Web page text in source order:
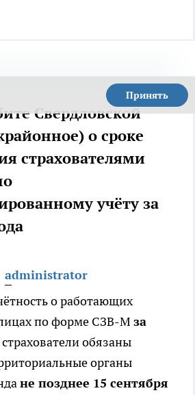
Принять
Свердловской
о сроке
страхователями
учёту за
administrator
о работающих
по форме СЗВ-М за
страхователи обязаны
органы
не позднее 15 сентября